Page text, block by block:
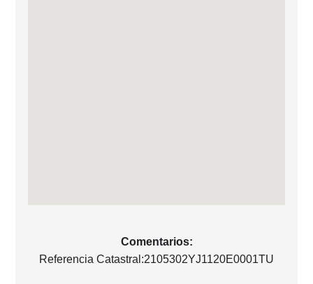
Comentarios:
Referencia Catastral:2105302YJ1120E0001TU